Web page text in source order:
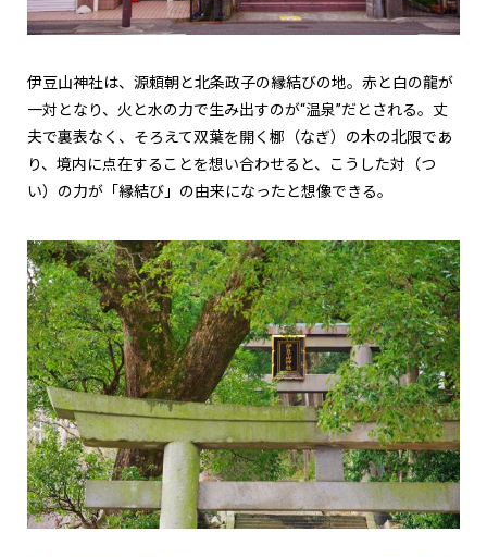
伊豆山神社は、源頼朝と北条政子の縁結びの地。赤と白の龍が
一対となり、火と水の力で生み出すのが“温泉”だとされる。丈
夫で裏表なく、そろえて双葉を開く梛（なぎ）の木の北限であ
り、境内に点在することを想い合わせると、こうした対（つ
い）の力が「縁結び」の由来になったと想像できる。